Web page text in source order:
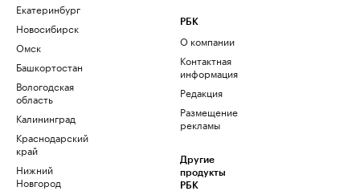
Екатеринбург
Новосибирск
Омск
Башкортостан
Вологодская
область
Калининград
Краснодарский
край
Нижний
Новгород
РБК
О компании
Контактная
информация
Редакция
Размещение
рекламы
Другие
продукты
РБК